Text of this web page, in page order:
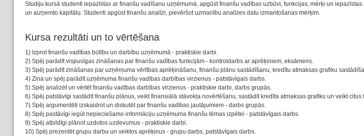
Studiju kursā studenti iepazīstas ar finanšu vadīšanu uzņēmumā, apgūst finanšu vadības uzbūvi, funkcijas, mērķi un
un aizņemto kapitālu. Studenti apgūst finanšu analīzi, pievēršot uzmanību analīzes datu izmantošanas mērķim.
Kursa rezultāti un to vērtēšana
1) Izprot finanšu vadības būtību un darbību uzņēmumā - praktiskie darbi.
2) Spēj parādīt vispusīgas zināšanas par finanšu vadības funkcijām - kontroldarbs ar aprēķiniem, eksāmens.
3) Spēj parādīt zināšanas par uzņēmuma vērtības aprēķināšanu, finanšu plānu sastādīšanu, kredītu atmaksas grafiku
4) Zina un spēj parādīt uzņēmuma finanšu vadības darbības virzienus - patstāvīgais darbs.
5) Spēj analizēt un vērtēt finanšu vadības darbības virzienus - praktiskie darbi, darbs grupās.
6) Spēj patstāvīgi sastādīt finanšu plānus, veikt finansiālā stāvokļa novērtēšanu, sastādīt kredīta atmaksas grafiku un veikt
7) Spēj argumentēti izskaidrot un diskutēt par finanšu vadības jautājumiem - darbs grupās.
8) Spēj pastāvīgi iegūt nepieciešamo informāciju uzņēmuma finanšu tēmas izpētei - patstāvīgais darbs.
9) Spēj atbildīgi plānot uzdotos uzdevumus - praktiskie darbi.
10) Spēj prezentēt grupu darbu un veiktos aprēķinus - grupu darbs, patstāvīgais darbs.